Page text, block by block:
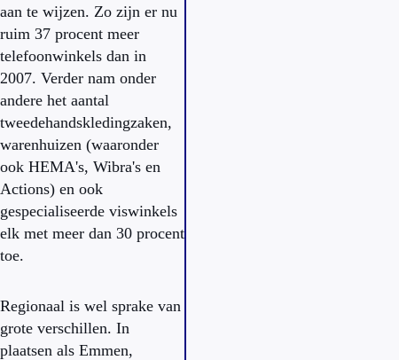
aan te wijzen. Zo zijn er nu
ruim 37 procent meer
telefoonwinkels dan in
2007. Verder nam onder
andere het aantal
tweedehandskledingzaken,
warenhuizen (waaronder
ook HEMA's, Wibra's en
Actions) en ook
gespecialiseerde viswinkels
elk met meer dan 30 procent
toe.
Regionaal is wel sprake van
grote verschillen. In
plaatsen als Emmen,